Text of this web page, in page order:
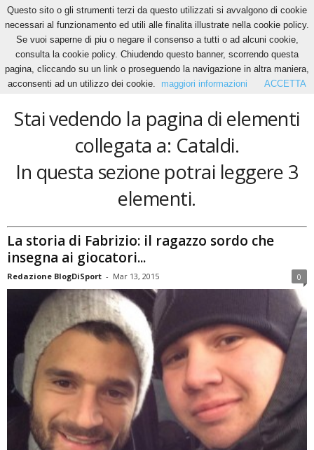
Home Tags Cataldi
Cataldi
Stai vedendo la pagina di elementi
collegata a: Cataldi.
In questa sezione potrai leggere 3
elementi.
La storia di Fabrizio: il ragazzo sordo che
insegna ai giocatori...
Redazione BlogDiSport - Mar 13, 2015 0
Questo sito o gli strumenti terzi da questo utilizzati si avvalgono di cookie
necessari al funzionamento ed utili alle finalita illustrate nella cookie policy.
Se vuoi saperne di piu o negare il consenso a tutti o ad alcuni cookie,
consulta la cookie policy. Chiudendo questo banner, scorrendo questa
pagina, cliccando su un link o proseguendo la navigazione in altra maniera,
acconsenti ad un utilizzo dei cookie.
maggiori informazioni ACCETTA